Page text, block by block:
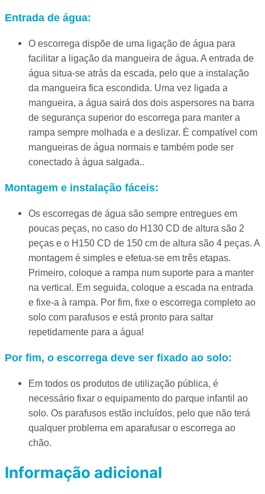
Entrada de água:
O escorrega dispõe de uma ligação de água para
facilitar a ligação da mangueira de água. A entrada de
água situa-se atrás da escada, pelo que a instalação
da mangueira fica escondida. Uma vez ligada a
mangueira, a água sairá dos dois aspersores na barra
de segurança superior do escorrega para manter a
rampa sempre molhada e a deslizar. É compatível com
mangueiras de água normais e também pode ser
conectado à água salgada..
Montagem e instalação fáceis:
Os escorregas de água são sempre entregues em
poucas peças, no caso do H130 CD de altura são 2
peças e o H150 CD de 150 cm de altura são 4 peças. A
montagem é simples e efetua-se em três etapas.
Primeiro, coloque a rampa num suporte para a manter
na vertical. Em seguida, coloque a escada na entrada
e fixe-a à rampa. Por fim, fixe o escorrega completo ao
solo com parafusos e está pronto para saltar
repetidamente para a água!
Por fim, o escorrega deve ser fixado ao solo:
Em todos os produtos de utilização pública, é
necessário fixar o equipamento do parque infantil ao
solo. Os parafusos estão incluídos, pelo que não terá
qualquer problema em aparafusar o escorrega ao
chão.
Informação adicional